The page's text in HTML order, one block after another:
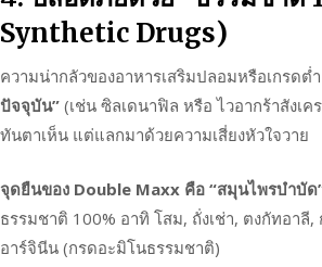
Synthetic Drugs)
ความน่ากลัวของอาหารเสริมปลอมหรือเกรดต่
ปัจจุบัน” (เช่น ซิลเดนาฟิล หรือ ไวอากร้าสังเค
ทันตาเห็น แต่แลกมาด้วยความเสี่ยงหัวใจวาย
จุดยืนของ Double Maxx คือ “สมุนไพรบำบัด
ธรรมชาติ 100% อาทิ โสม, ถั่งเช่า, ตงกัทอาลี
อาร์จินีน (กรดอะมิโนธรรมชาติ)